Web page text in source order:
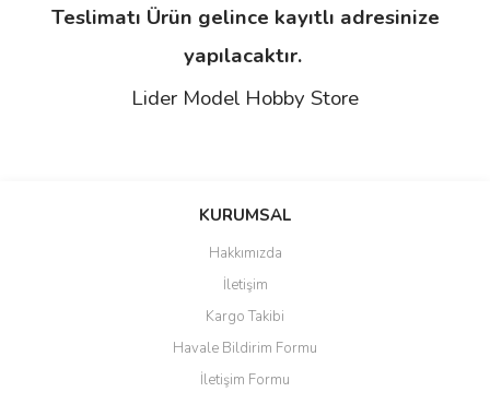
Teslimatı Ürün gelince kayıtlı adresinize
yapılacaktır.
Lider Model Hobby Store
Bu ürüne ilk yorumu siz yapın!
Yorum Yaz
Ürün resmi kalitesiz, bozuk veya görüntülenemiyor.
Ürün açıklamasında eksik bilgiler bulunuyor.
Ürün bilgilerinde hatalar bulunuyor.
Ürün fiyatı diğer sitelerden daha pahalı.
KURUMSAL
Hakkımızda
İletişim
Kargo Takibi
Havale Bildirim Formu
İletişim Formu